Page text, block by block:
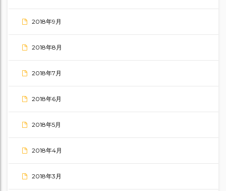
2018年9月
2018年8月
2018年7月
2018年6月
2018年5月
2018年4月
2018年3月